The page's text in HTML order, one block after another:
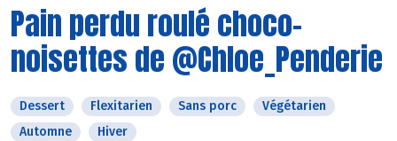
Pain perdu roulé choco-
noisettes de @Chloe_Penderie
Dessert Flexitarien Sans porc
Végétarien
Automne
Hiver